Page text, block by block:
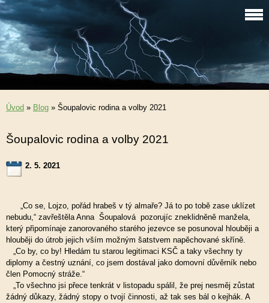
Úvod » Blog » Šoupalovic rodina a volby 2021
Šoupalovic rodina a volby 2021
2. 5. 2021
„Co se, Lojzo, pořád hrabeš v tý almaře? Já to po tobě zase uklízet
nebudu,“ zavřeštěla Anna Šoupalová pozorujíc zneklidněně manžela,
který připomínaje zanorovaného starého jezevce se posunoval hlouběji a
hlouběji do útrob jejich vším možným šatstvem napěchované skříně.
„Co by, co by! Hledám tu starou legitimaci KSČ a taky všechny ty
diplomy a čestný uznání, co jsem dostával jako domovní důvěrník nebo
člen Pomocný stráže.“
„To všechno jsi přece tenkrát v listopadu spálil, že prej nesměj zůstat
žádný důkazy, žádný stopy o tvojí činnosti, až tak ses bál o kejhák. A